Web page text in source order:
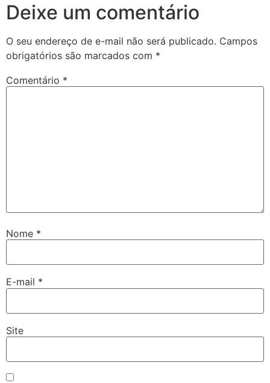
Deixe um comentário
O seu endereço de e-mail não será publicado. Campos
obrigatórios são marcados com *
Comentário *
Nome *
E-mail *
Site